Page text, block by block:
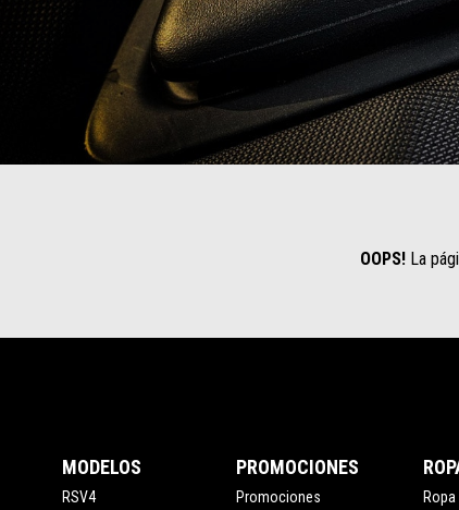
OOPS!La
MODELOS
RSV4
PROMOCIONES
Promociones
Ropa